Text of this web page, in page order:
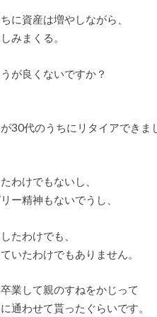
に資産は増やしながら、
みまくる。
が良くないですか？
30代のうちにリタイアできま
わけでもないし、
ー精神もないでうし、
たわけでも、
いたわけでもありません。
業して親のすねをかじって
通わせて貰ったぐらいです。